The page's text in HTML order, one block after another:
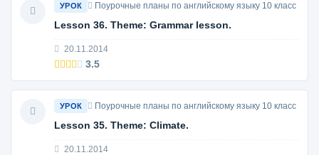
УРОК Поурочные планы по английскому языку 10 класс
Lesson 36. Theme: Grammar lesson.
20.11.2014
3.5
УРОК Поурочные планы по английскому языку 10 класс
Lesson 35. Theme: Climate.
20.11.2014